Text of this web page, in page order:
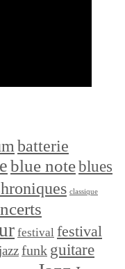
batterie
blue noteblues
classique
festival festival
funk guitare